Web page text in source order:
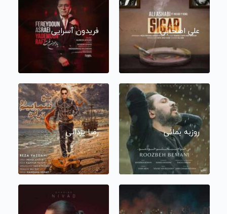
علی اصحابی فریدون آسرایی
روزبه بمانی رضا یزدانی